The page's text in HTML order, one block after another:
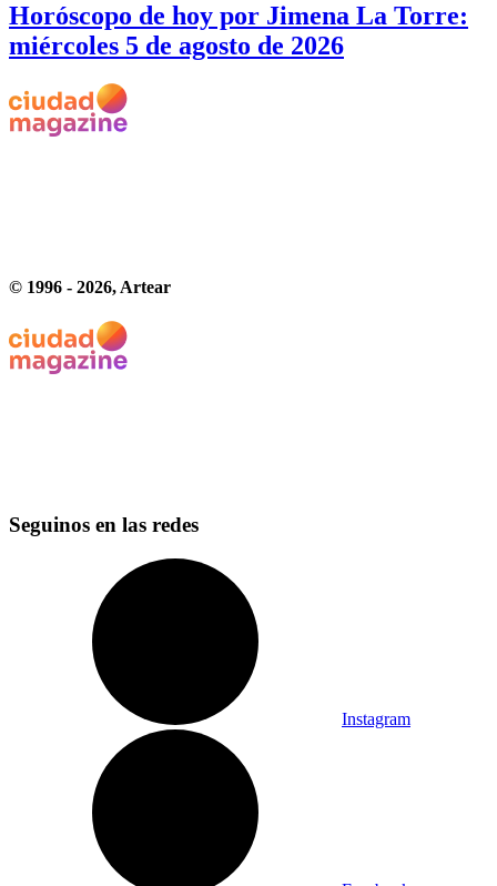
Horóscopo de hoy por Jimena La Torre:
miércoles 5 de agosto de 2026
© 1996 - 2026, Artear
Seguinos en las redes
Instagram